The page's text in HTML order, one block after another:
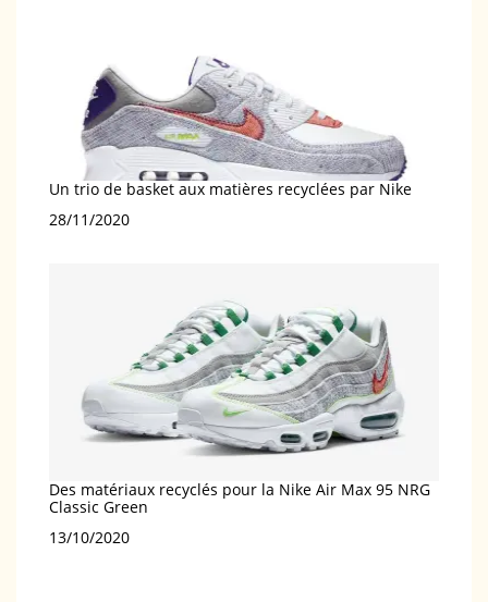
Un trio de basket aux matières recyclées par Nike
Date
28/11/2020
Des matériaux recyclés pour la Nike Air Max 95 NRG
Classic Green
Date
13/10/2020